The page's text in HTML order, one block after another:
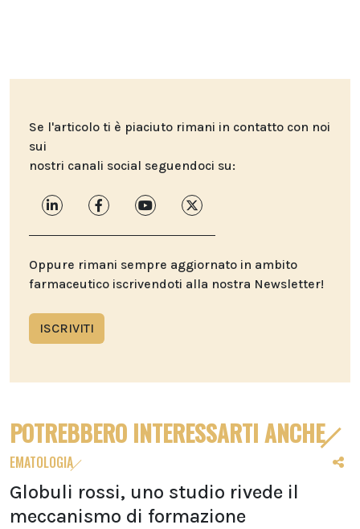
Se l'articolo ti è piaciuto rimani in contatto con noi
sui
nostri canali social seguendoci su:
Oppure rimani sempre aggiornato in ambito
farmaceutico iscrivendoti alla nostra Newsletter!
ISCRIVITI
POTREBBERO INTERESSARTI ANCHE
EMATOLOGIA
Globuli rossi, uno studio rivede il
meccanismo di formazione